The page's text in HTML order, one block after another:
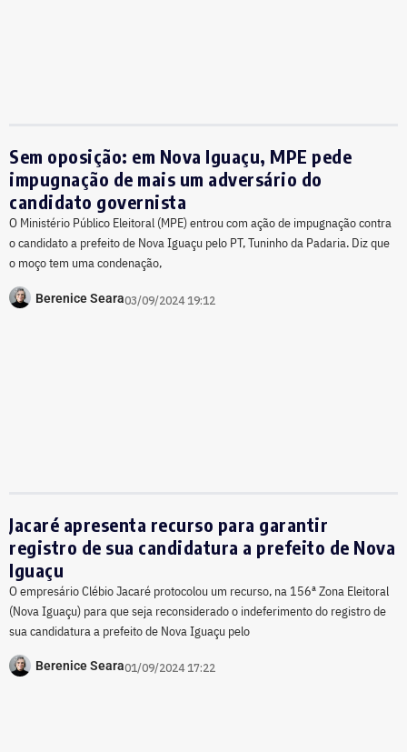
Sem oposição: em Nova Iguaçu, MPE pede
impugnação de mais um adversário do
candidato governista
O Ministério Público Eleitoral (MPE) entrou com ação de impugnação contra
o candidato a prefeito de Nova Iguaçu pelo PT, Tuninho da Padaria. Diz que
o moço tem uma condenação,
Berenice Seara03/09/2024 19:12
Jacaré apresenta recurso para garantir
registro de sua candidatura a prefeito de Nova
Iguaçu
O empresário Clébio Jacaré protocolou um recurso, na 156ª Zona Eleitoral
(Nova Iguaçu) para que seja reconsiderado o indeferimento do registro de
sua candidatura a prefeito de Nova Iguaçu pelo
Berenice Seara01/09/2024 17:22